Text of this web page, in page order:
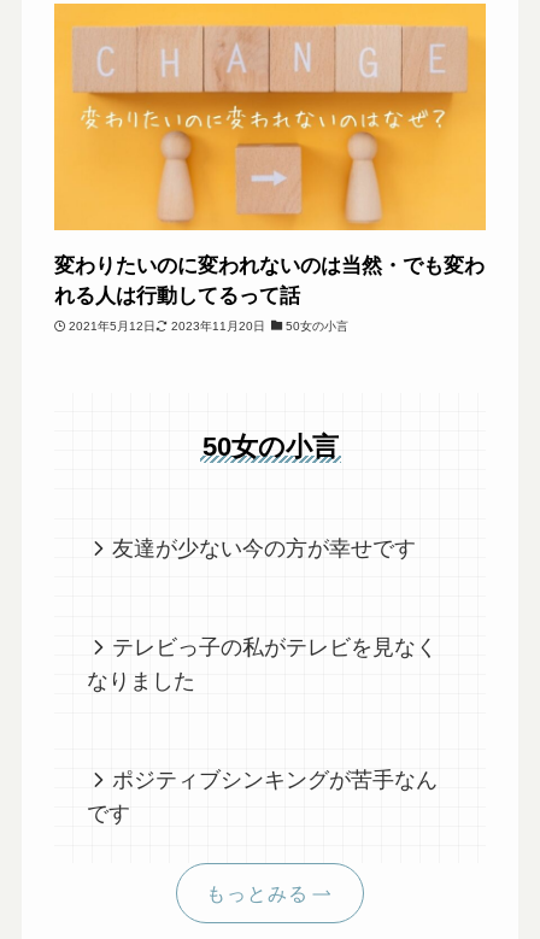
変わりたいのに変われないのは当然・でも変わ
れる人は行動してるって話
2021年5月12日 2023年11月20日 50女の小言
50女の小言
友達が少ない今の方が幸せです
テレビっ子の私がテレビを見なく
なりました
ポジティブシンキングが苦手なん
です
もっとみる